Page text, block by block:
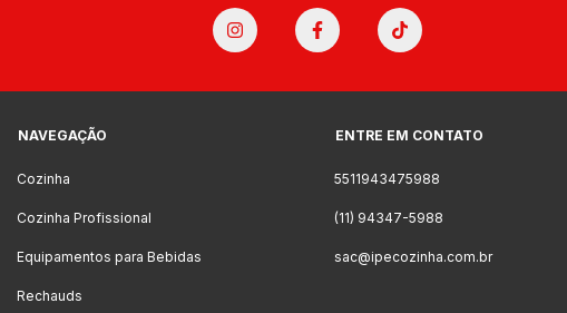
NAVEGAÇÃO
Cozinha
Cozinha Profissional
Equipamentos para Bebidas
Rechauds
ENTRE EM CONTATO
5511943475988
(11) 94347-5988
sac@ipecozinha.com.br